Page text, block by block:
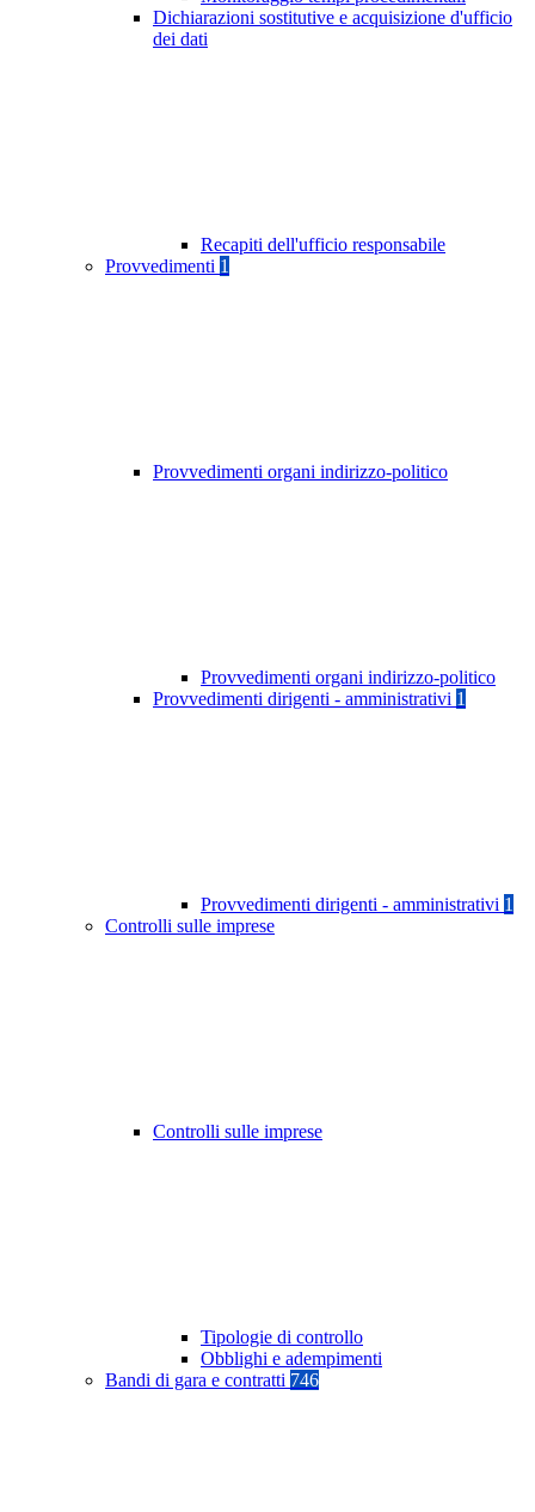
Dichiarazioni sostitutive e acquisizione d'ufficio
dei dati
Recapiti dell'ufficio responsabile
Provvedimenti 1
Provvedimenti organi indirizzo-politico
Provvedimenti organi indirizzo-politico
Provvedimenti dirigenti - amministrativi 1
Provvedimenti dirigenti - amministrativi 1
Controlli sulle imprese
Controlli sulle imprese
Tipologie di controllo
Obblighi e adempimenti
Bandi di gara e contratti 746